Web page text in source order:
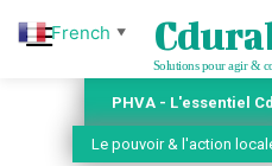
Solutions pour agir &
PHVA - L'essentiel
Le pouvoir & l'action
French ▼